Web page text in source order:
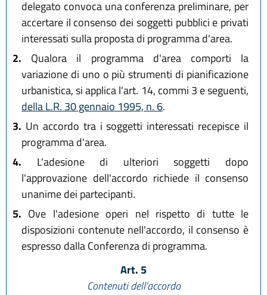
delegato convoca una conferenza preliminare, per
accertare il consenso dei soggetti pubblici e privati
interessati sulla proposta di programma d'area.
2. Qualora il programma d'area comporti la
variazione di uno o più strumenti di pianificazione
urbanistica, si applica l'art. 14, commi 3 e seguenti,
della L.R. 30 gennaio 1995, n. 6.
3. Un accordo tra i soggetti interessati recepisce il
programma d'area.
4. L'adesione di ulteriori soggetti dopo
l'approvazione dell'accordo richiede il consenso
unanime dei partecipanti.
5. Ove l'adesione operi nel rispetto di tutte le
disposizioni contenute nell'accordo, il consenso è
espresso dalla Conferenza di programma.
Art. 5
Contenuti dell'accordo